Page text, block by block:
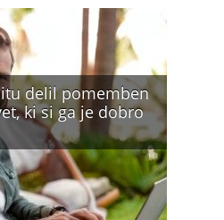
delil pomemben
ki si ga je dobro